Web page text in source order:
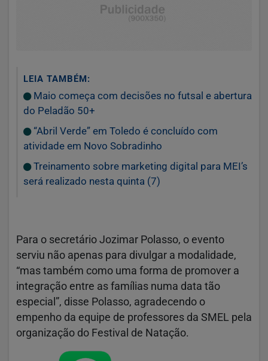
LEIA TAMBÉM:
Maio começa com decisões no futsal e abertura
do Peladão 50+
“Abril Verde” em Toledo é concluído com
atividade em Novo Sobradinho
Treinamento sobre marketing digital para MEI’s
será realizado nesta quinta (7)
Para o secretário Jozimar Polasso, o evento
serviu não apenas para divulgar a modalidade,
“mas também como uma forma de promover a
integração entre as famílias numa data tão
especial”, disse Polasso, agradecendo o
empenho da equipe de professores da SMEL pela
organização do Festival de Natação.